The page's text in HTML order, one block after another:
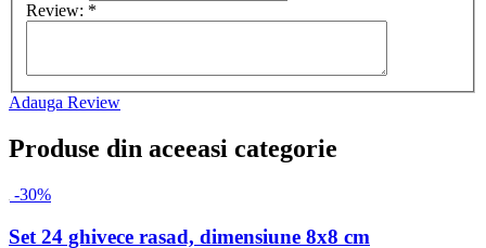
Review: *
Adauga Review
Produse din aceeasi categorie
-30%
Set 24 ghivece rasad, dimensiune 8x8 cm